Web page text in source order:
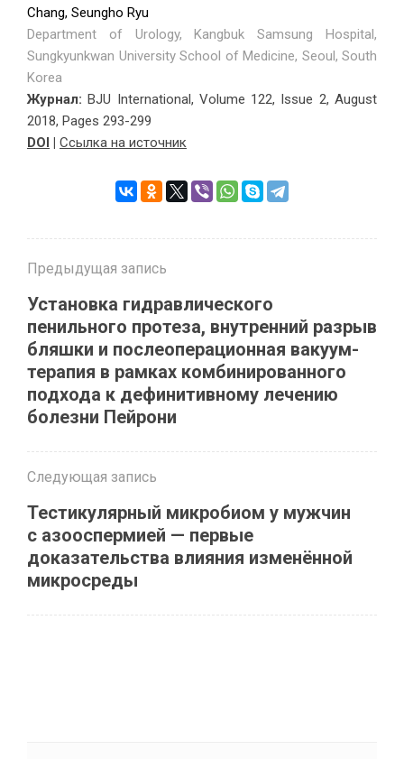
Chang, Seungho Ryu
Department of Urology, Kangbuk Samsung Hospital,
Sungkyunkwan University School of Medicine, Seoul, South
Korea
Журнал:BJU International, Volume 122, Issue 2, August
2018, Pages 293-299
DOI | Ссылка на источник
Предыдущая запись
Установка гидравлического
пенильного протеза, внутренний разрыв
бляшки и послеоперационная вакуум-
терапия в рамках комбинированного
подхода к дефинитивному лечению
болезни Пейрони
Следующая запись
Тестикулярный микробиом у мужчин
с азооспермией — первые
доказательства влияния изменённой
микросреды